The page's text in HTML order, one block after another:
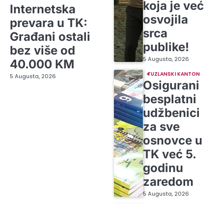
Internetska
prevara u TK:
Građani ostali
bez više od
40.000 KM
5 Augusta, 2026
koja je već
osvojila
srca
publike!
5 Augusta, 2026
TUZLANSKI KANTON
Osigurani
besplatni
udžbenici
za sve
osnovce u
TK već 5.
godinu
zaredom
5 Augusta, 2026